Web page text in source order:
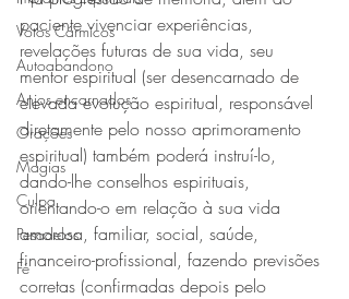
Votos Cármicos
Autoabandono
Anjos encarnados
Orações
Magias
Culpa
Pesadelos
Fé
paciente vivenciar experiências,
revelações futuras de sua vida, seu
mentor espiritual (ser desencarnado de
elevada evolução espiritual, responsável
diretamente pelo nosso aprimoramento
espiritual) também poderá instruí-lo,
dando-lhe conselhos espirituais,
orientando-o em relação à sua vida
amorosa, familiar, social, saúde,
financeiro-profissional, fazendo previsões
corretas (confirmadas depois pelo